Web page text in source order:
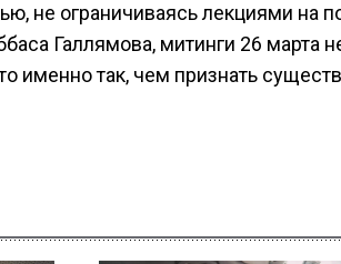
не ограничиваясь лекциями на
Галлямова, митинги 26 марта
именно так, чем признать